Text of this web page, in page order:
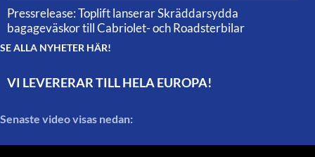
Pressrelease: Toplift lanserar Skräddarsydda
bagageväskor till Cabriolet- och Roadsterbilar
SE ALLA NYHETER HÄR!
VI LEVERERAR TILL HELA EUROPA!
Senaste video visas nedan: